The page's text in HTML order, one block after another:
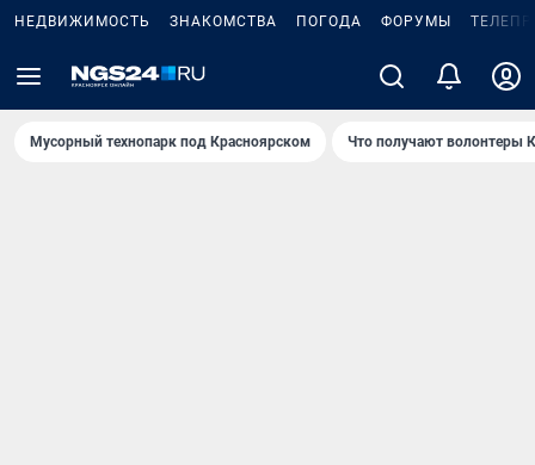
НЕДВИЖИМОСТЬ ЗНАКОМСТВА ПОГОДА ФОРУМЫ
Мусорный технопарк под Крaсноярском Что получают волонтеры